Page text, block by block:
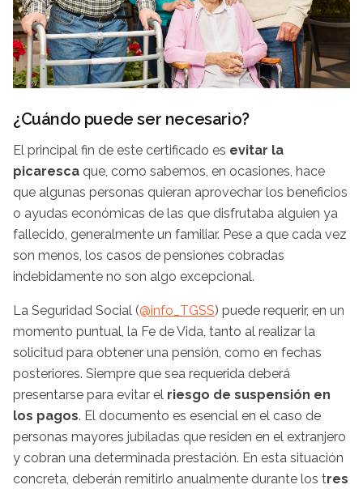
¿Cuándo puede ser necesario?
El principal fin de este certificado es evitar la
picaresca que, como sabemos, en ocasiones, hace
que algunas personas quieran aprovechar los beneficios
o ayudas económicas de las que disfrutaba alguien ya
fallecido, generalmente un familiar. Pese a que cada vez
son menos, los casos de pensiones cobradas
indebidamente no son algo excepcional.
La Seguridad Social (@info_TGSS) puede requerir, en un
momento puntual, la Fe de Vida, tanto al realizar la
solicitud para obtener una pensión, como en fechas
posteriores. Siempre que sea requerida deberá
presentarse para evitar el riesgo de suspensión en
los pagos. El documento es esencial en el caso de
personas mayores jubiladas que residen en el extranjero
y cobran una determinada prestación. En esta situación
concreta, deberán remitirlo anualmente durante los tres